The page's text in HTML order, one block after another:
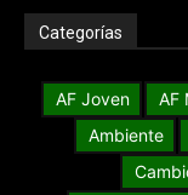
Categorías
AF Joven AF
Ambiente